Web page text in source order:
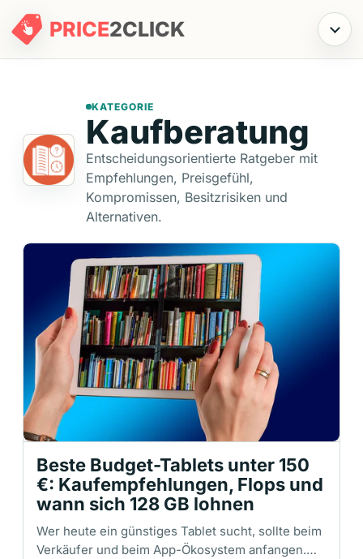
PRICE2CLICK Menü
KATEGORIE
Kaufberatung
Entscheidungsorientierte Ratgeber mit
Empfehlungen, Preisgefühl,
Kompromissen, Besitzrisiken und
Alternativen.
Beste Budget-Tablets unter 150
€: Kaufempfehlungen, Flops und
wann sich 128 GB lohnen
Wer heute ein günstiges Tablet sucht, sollte beim
Verkäufer und beim App-Ökosystem anfangen.